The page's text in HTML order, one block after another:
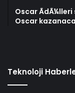
Oscar
Oscar
Teknoloji